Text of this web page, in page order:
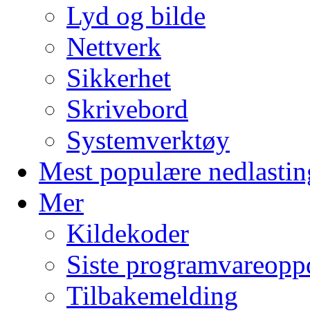
Lyd og bilde
Nettverk
Sikkerhet
Skrivebord
Systemverktøy
Mest populære
Mer
Kildekoder
Siste
Tilbakemelding